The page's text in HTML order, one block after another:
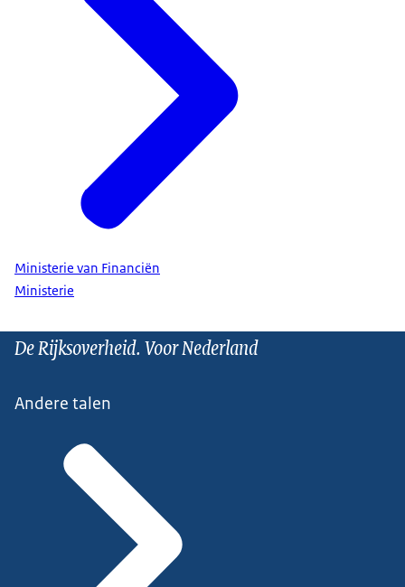
Ministerie van Financiën
Ministerie
De Rijksoverheid. Voor Nederland
Andere talen